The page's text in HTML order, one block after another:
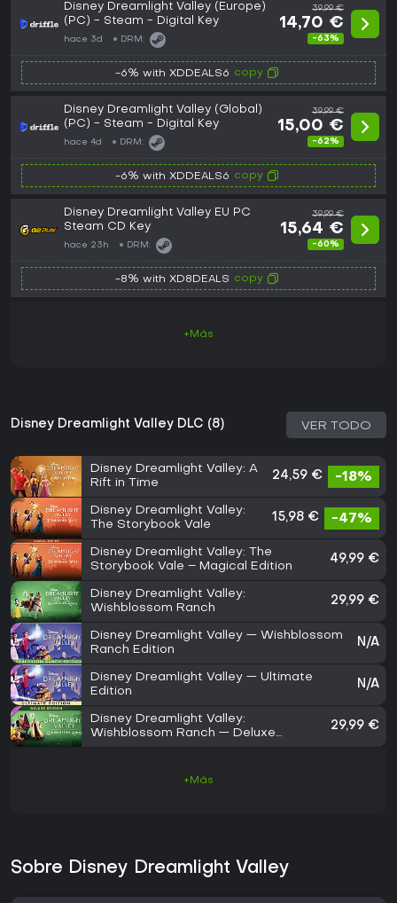
Disney Dreamlight Valley (Europe)
(PC) - Steam - Digital Key
hace 3d DRM:
39,99 €
14,70 €
-63%
-6% with XDDEALS6 copy
Disney Dreamlight Valley (Global)
(PC) - Steam - Digital Key
hace 4d DRM:
39,99 €
15,00 €
-62%
-6% with XDDEALS6 copy
Disney Dreamlight Valley EU PC
Steam CD Key
hace 23h DRM:
39,99 €
15,64 €
-60%
-8% with XD8DEALS copy
+Más
Disney Dreamlight Valley DLC (8) VER TODO
Disney Dreamlight Valley: A
Rift in Time
24,59 € -18%
Disney Dreamlight Valley:
The Storybook Vale
15,98 € -47%
Disney Dreamlight Valley: The
Storybook Vale – Magical Edition
49,99 €
Disney Dreamlight Valley:
Wishblossom Ranch
29,99 €
Disney Dreamlight Valley — Wishblossom
Ranch Edition
N/A
Disney Dreamlight Valley — Ultimate
Edition
N/A
Disney Dreamlight Valley:
Wishblossom Ranch — Deluxe
29,99 €
+Más
Sobre Disney Dreamlight Valley